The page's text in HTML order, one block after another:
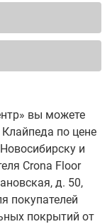
вы можете
по цене
и
Crona Floor
д. 50,
покупателей
покрытий от